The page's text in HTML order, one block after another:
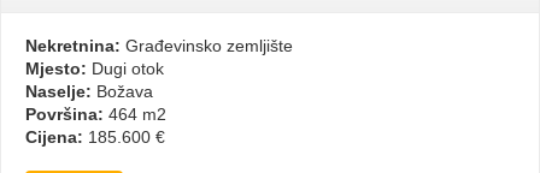
Nekretnina: Građevinsko zemljište
Mjesto: Dugi otok
Naselje: Božava
Površina: 464 m2
Cijena: 185.600 €